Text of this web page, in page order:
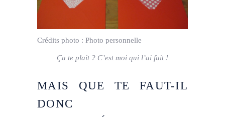
Crédits photo : Photo personnelle
Ça te plait ? C’est moi qui l’ai fait !
MAIS QUE TE FAUT-IL
DONC